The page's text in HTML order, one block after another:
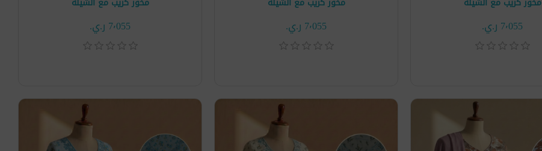
7٬055 ر.ي.‏ 7٬055 ر.ي.‏ 7٬055 ر.ي.‏